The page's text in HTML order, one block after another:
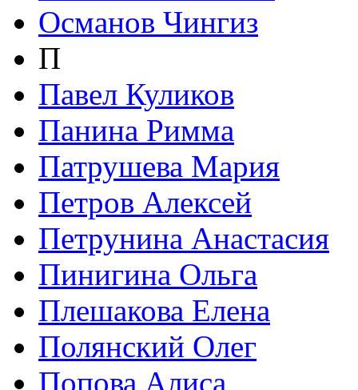
Османов Чингиз
П
Павел Куликов
Панина Римма
Патрушева Мария
Петров Алексей
Петрунина Анастасия
Пинигина Ольга
Плешакова Елена
Полянский Олег
Попова Алиса